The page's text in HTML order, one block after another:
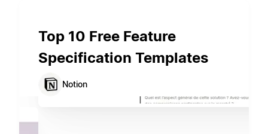
Top 10 Free Feature
Specification Templates
Notion